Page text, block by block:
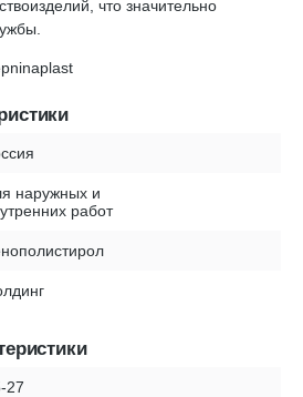
что значительно
наружных и
работ
27